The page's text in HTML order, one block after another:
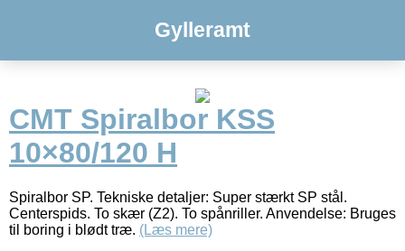
Gylleramt
CMT Spiralbor KSS
10×80/120 H
Spiralbor SP. Tekniske detaljer: Super stærkt SP stål.
Centerspids. To skær (Z2). To spånriller. Anvendelse: Bruges
til boring i blødt træ. (Læs mere)